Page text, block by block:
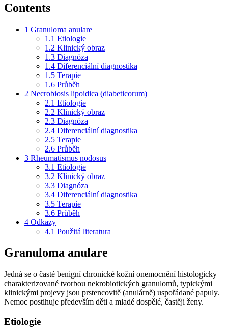
Contents
1 Granuloma anulare
1.1 Etiologie
1.2 Klinický obraz
1.3 Diagnóza
1.4 Diferenciální diagnostika
1.5 Terapie
1.6 Průběh
2 Necrobiosis lipoidica (diabeticorum)
2.1 Etiologie
2.2 Klinický obraz
2.3 Diagnóza
2.4 Diferenciální diagnostika
2.5 Terapie
2.6 Průběh
3 Rheumatismus nodosus
3.1 Etiologie
3.2 Klinický obraz
3.3 Diagnóza
3.4 Diferenciální diagnostika
3.5 Terapie
3.6 Průběh
4 Odkazy
4.1 Použitá literatura
Granuloma anulare
Jedná se o časté benigní chronické kožní onemocnění histologicky
charakterizované tvorbou nekrobiotických granulomů, typickými
klinickými projevy jsou prstencovitě (anulárně) uspořádané papuly.
Nemoc postihuje především děti a mladé dospělé, častěji ženy.
Etiologie